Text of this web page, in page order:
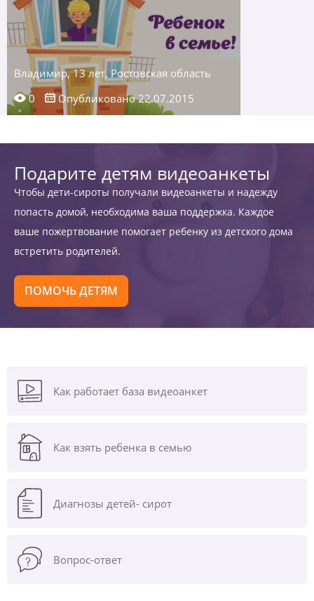
Владимир, 13 лет, Ростовская область
0
Опубликовано 22.07.2015
Подарите детям видеоанкеты
Чтобы дети-сироты получали видеоанкеты и надежду
попасть домой, необходима ваша поддержка. Каждое
ваше пожертвование помогает ребенку из детского дома
встретить родителей.
ПОМОЧЬ ДЕТЯМ
Как работает база видеоанкет
Как взять ребенка в семью
Диагнозы детей- сирот
Вопрос-ответ